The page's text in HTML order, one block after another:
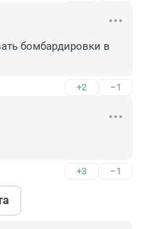
бомбардировки в
+2 –1
+3 –1